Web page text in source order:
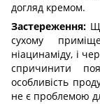
догляд кремом.
Застереження:
сухому
ніацинаміду, і
спричинити
особливість
не є проблемою